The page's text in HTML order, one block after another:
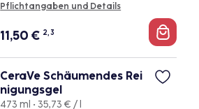
Pflichtangaben und Details
11,50€ 2, 3
CeraVe Schäumendes Rei
nigungsgel
473 ml • 35,73 € / l